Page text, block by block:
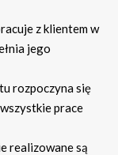
z klientem w
jego
rozpoczyna się
prace
realizowane są